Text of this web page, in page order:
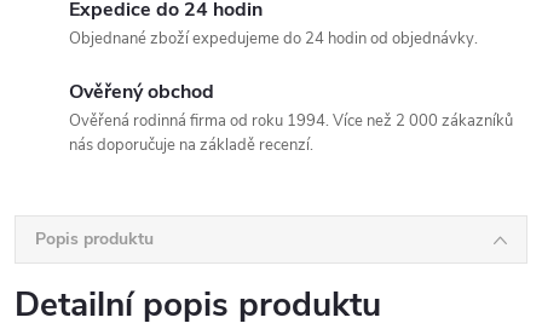
Expedice do 24 hodin
Objednané zboží expedujeme do 24 hodin od objednávky.
Ověřený obchod
Ověřená rodinná firma od roku 1994. Více než 2 000 zákazníků
nás doporučuje na základě recenzí.
Popis produktu
Detailní popis produktu